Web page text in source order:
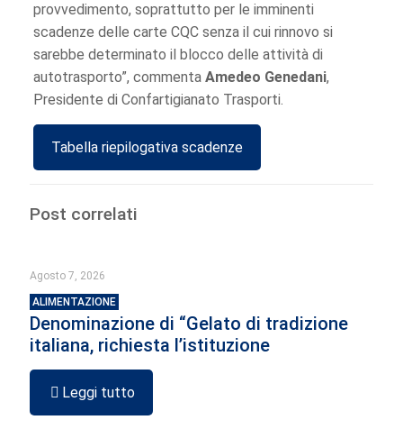
provvedimento, soprattutto per le imminenti
scadenze delle carte CQC senza il cui rinnovo si
sarebbe determinato il blocco delle attività di
autotrasporto”, commenta Amedeo Genedani,
Presidente di Confartigianato Trasporti.
Tabella riepilogativa scadenze
Post correlati
Agosto 7, 2026
ALIMENTAZIONE
Denominazione di “Gelato di tradizione
italiana, richiesta l’istituzione
Leggi tutto